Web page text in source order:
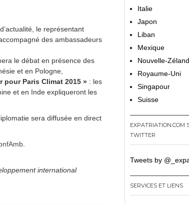
le représentant
des ambassadeurs
le débat en présence des
et en Pologne,
Paris Climat 2015 » : les
et en Inde expliqueront les
sera diffusée en direct
international
Italie
Japon
Liban
Mexique
Nouvelle-
Royaume-Uni
Singapour
Suisse
EXPATRIATION.COM
TWITTER
Tweets by
SERVICES ET LIENS